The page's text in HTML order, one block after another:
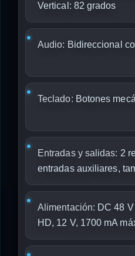
Vertical: 82 grados
Audio: Bidireccional
Teclado: Botones
Entradas y salidas: 2
entradas auxiliares,
Alimentación: DC 48
HD, 12 V, 1700 mA